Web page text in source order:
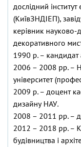
дослідний
(КиївЗНДІЕП),
керівник науково-
декоративного
1990 р. – кандидат
2006 – 2008 рр. –
університет
2009 р. – доцент
дизайну НАУ.
2008 – 2011 рр. –
2012 – 2018 рр. –
будівництва і